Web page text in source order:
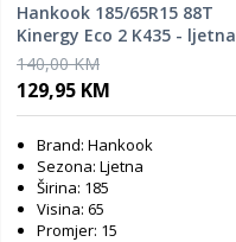
Hankook 185/65R15 88T
Kinergy Eco 2 K435 - ljetna
guma
140,00 KM
129,95 KM
Brand: Hankook
Sezona: Ljetna
Širina: 185
Visina: 65
Promjer: 15